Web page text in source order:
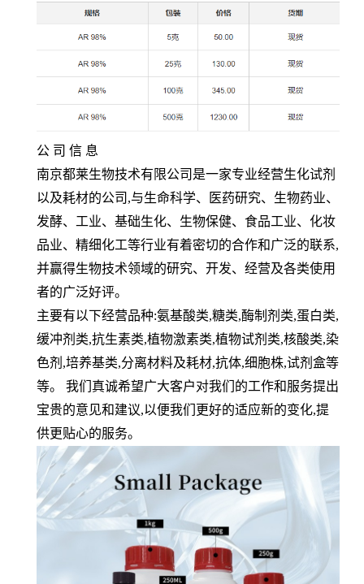
公 司 信 息
南京都莱生物技术有限公司是一家专业经营生化试剂
以及耗材的公司 ,与生命科学、医药研究、生物药业、
发酵、工业、基础生化、生物保健、食品工业、化妆
品业、精细化工等行业有着密切的合作和广泛的联系,
并赢得生物技术领域的研究、开发、经营及各类使用
者的广泛好评。
主要有以下经营品种:氨基酸类,糖类,酶制剂类,蛋白类,
缓冲剂类,抗生素类,植物激素类,植物试剂类,核酸类,染
色剂 ,培养基类,分离材料及耗材,抗体,细胞株,试剂盒等
等。 我们真诚希望广大客户对我们的工作和服务提出
宝贵的意见和建议,以便我们更好的适应新的变化,提
供更贴心的服务。